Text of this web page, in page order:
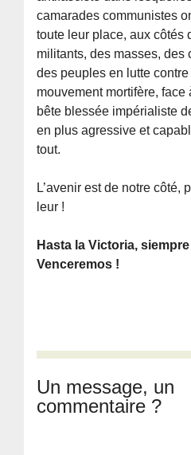
camarades communistes
toute leur place, aux côtés
militants, des masses, des
des peuples en lutte contre
mouvement mortifère, face
bête blessée impérialiste
en plus agressive et
tout.
L’avenir est de notre côté,
leur !
Hasta la Victoria, siempre
Venceremos !
Un message, un
commentaire ?